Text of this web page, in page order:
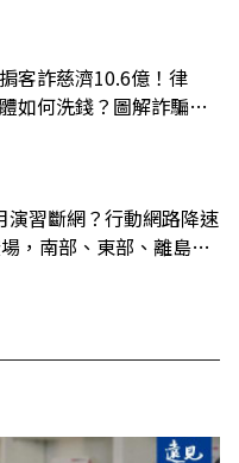
客詐慈濟10.6億！律
如何洗錢？圖解詐騙關
演習斷網？行動網路降速
，南部、東部、離島為